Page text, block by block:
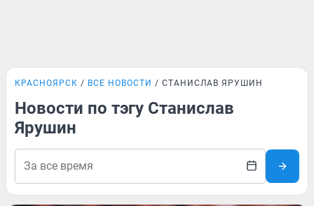
КРАСНОЯРСК ВСЕ НОВОСТИ СТАНИСЛАВ ЯРУШИН
Новости по тэгу Станислав
Ярушин